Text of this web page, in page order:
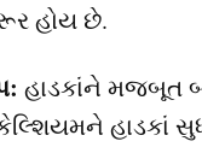
હોય છે.
હાડકાંને મજબૂત
હાડકાં